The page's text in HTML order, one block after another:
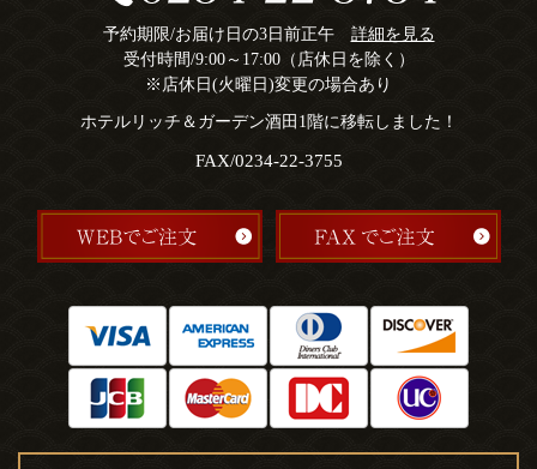
予約期限/お届け日の3日前正午 詳細を見る
受付時間/9:00～17:00（店休日を除く）
※店休日(火曜日)変更の場合あり
ホテルリッチ＆ガーデン酒田1階に移転しました！
FAX/0234-22-3755